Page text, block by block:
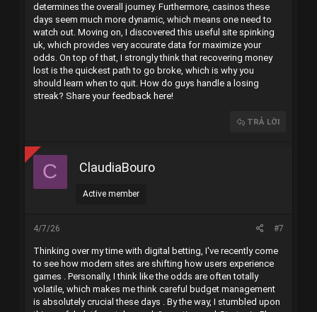
determines the overall journey. Furthermore, casinos these
days seem much more dynamic, which means one need to
watch out. Moving on, I discovered this useful site spinking
uk , which provides very accurate data for maximize your
odds. On top of that, I strongly think that recovering money
lost is the quickest path to go broke, which is why you
should learn when to quit. How do guys handle a losing
streak? Share your feedback here!
TRẢ LỜI
C ClaudiaBouro
Active member
4/7/26 #7
Thinking over my time with digital betting, I've recently come
to see how modern sites are shifting how users experience
games . Personally, I think like the odds are often totally
volatile, which makes me think careful budget management
is absolutely crucial these days . By the way, I stumbled upon